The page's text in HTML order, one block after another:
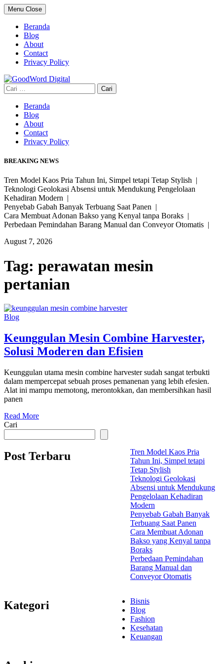
Skip
to
content
Menu Close
Beranda
Blog
About
Contact
Privacy Policy
Cari
untuk:
Beranda
Blog
About
Contact
Privacy Policy
BREAKING NEWS
Tren Model Kaos Pria Tahun Ini, Simpel tetapi Tetap Stylish |
Teknologi Geolokasi Absensi untuk Mendukung Pengelolaan
Kehadiran Modern |
Penyebab Gabah Banyak Terbuang Saat Panen |
Cara Membuat Adonan Bakso yang Kenyal tanpa Boraks |
Perbedaan Pemindahan Barang Manual dan Conveyor Otomatis |
August 7, 2026
Tag: perawatan mesin
pertanian
Blog
Keunggulan Mesin Combine Harvester,
Solusi Moderen dan Efisien
Keunggulan utama mesin combine harvester sudah sangat terbukti
dalam mempercepat sebuah proses pemanenan yang lebih efesien.
Alat ini mampu memotong, merontokkan, dan membersihkan hasil
panen
Read More
Cari
Post Terbaru
Tren Model Kaos Pria
Tahun Ini, Simpel tetapi
Tetap Stylish
Teknologi Geolokasi
Absensi untuk Mendukung
Pengelolaan Kehadiran
Modern
Penyebab Gabah Banyak
Terbuang Saat Panen
Cara Membuat Adonan
Bakso yang Kenyal tanpa
Boraks
Perbedaan Pemindahan
Barang Manual dan
Conveyor Otomatis
Kategori
Bisnis
Blog
Fashion
Kesehatan
Keuangan